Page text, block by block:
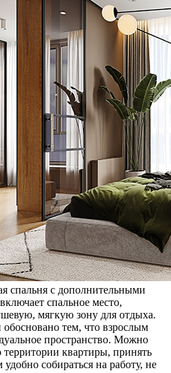
спальня с дополнительными
спальное место,
мягкую зону для отдыха.
тем, что взрослым
пространство. Можно
квартиры, принять
собираться на работу, не